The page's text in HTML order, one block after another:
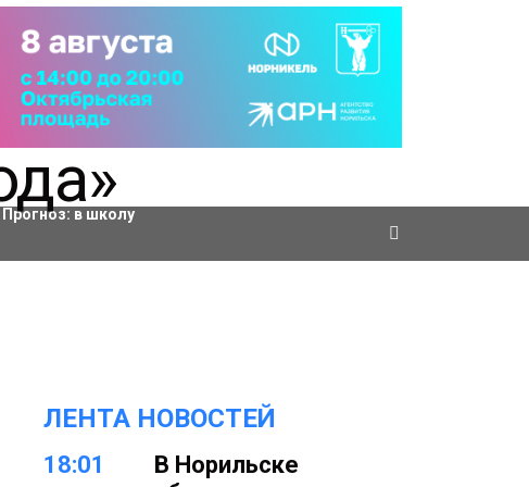
Актировки
Прогноз: в школу
ЛЕНТА НОВОСТЕЙ
18:01
В Норильске